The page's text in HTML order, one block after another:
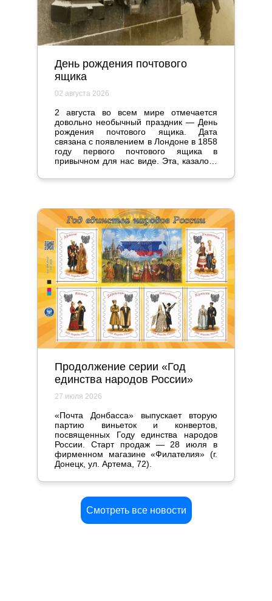
День рождения почтового
ящика
02 августа 2026
2 августа во всем мире отмечается
довольно необычный праздник — День
рождения почтового ящика. Дата
связана с появлением в Лондоне в 1858
году первого почтового ящика в
привычном для нас виде. Эта, казалось
и серьезно повлияла на жизнь
Продолжение серии «Год
единства народов России»
27 июля 2026
«Почта Донбасса» выпускает вторую
партию виньеток и конвертов,
посвященных Году единства народов
России. Старт продаж — 28 июля в
фирменном магазине «Филателия» (г.
Донецк, ул. Артема, 72).
Смотреть все новости